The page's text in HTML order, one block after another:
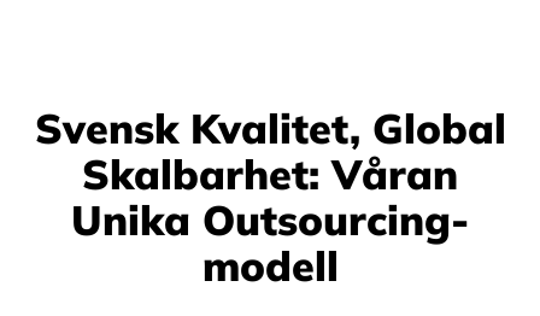
Svensk Kvalitet, Global
Skalbarhet: Våran
Unika Outsourcing-
modell